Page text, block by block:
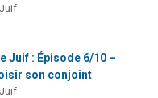
Juif : Épisode 6/10 –
son conjoint